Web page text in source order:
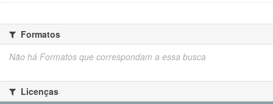
Formatos
Não há Formatos que correspondam a essa busca
Licenças